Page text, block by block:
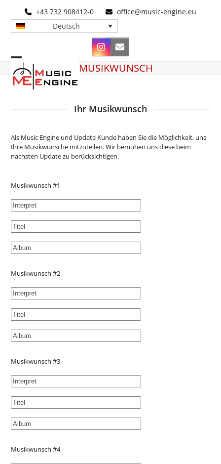
content
+43 732 908412-0
office@music-engine.eu
Deutsch
Instagram
E-
Mail
Open
mobile
Close
mobile
MUSIKWUNSCH
Ihr Musikwunsch
Als Music Engine und Update Kunde haben Sie die Möglichkeit, uns
Ihre Musikwünsche mitzuteilen. Wir bemühen uns diese beim
nächsten Update zu berücksichtigen.
Musikwunsch #1
Musikwunsch #2
Musikwunsch #3
Musikwunsch #4